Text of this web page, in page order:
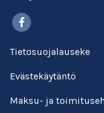
Tietosuojalauseke
Evästekäytäntö
Maksu- ja